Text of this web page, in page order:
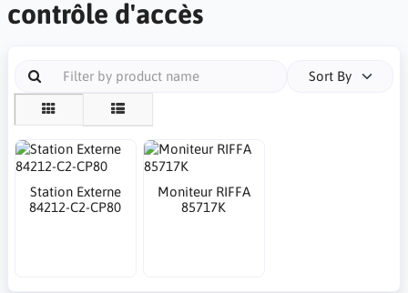
contrôle d'accès
Sort By
Station Externe
84212-C2-CP80
Moniteur RIFFA
85717K